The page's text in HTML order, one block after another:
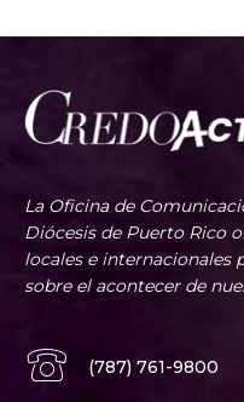
La Oficina de
Diócesis de Puerto Rico
locales e internacionales
sobre el acontecer de
(787) 761-9800